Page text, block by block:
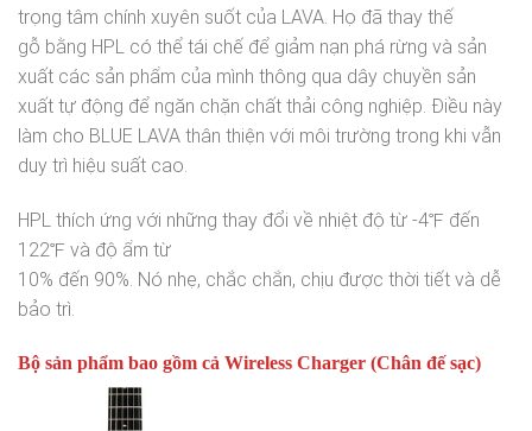
trọng tâm chính xuyên suốt của LAVA. Họ đã thay thế
gỗ bằng HPL có thể tái chế để giảm nạn phá rừng và sản
xuất các sản phẩm của mình thông qua dây chuyền sản
xuất tự động để ngăn chặn chất thải công nghiệp. Điều này
làm cho BLUE LAVA thân thiện với môi trường trong khi vẫn
duy trì hiệu suất cao.
HPL thích ứng với những thay đổi về nhiệt độ từ -4℉ đến
122℉ và độ ẩm từ
10% đến 90%. Nó nhẹ, chắc chắn, chịu được thời tiết và dễ
bảo trì.
Bộ sản phẩm bao gồm cả Wireless Charger (Chân đế sạc)